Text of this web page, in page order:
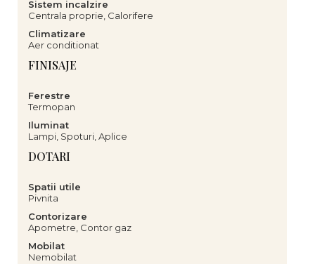
Sistem incalzire
Centrala proprie, Calorifere
Climatizare
Aer conditionat
FINISAJE
Ferestre
Termopan
Iluminat
Lampi, Spoturi, Aplice
DOTARI
Spatii utile
Pivnita
Contorizare
Apometre, Contor gaz
Mobilat
Nemobilat